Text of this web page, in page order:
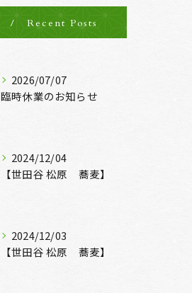
Recent Posts
2026/07/07
臨時休業のお知らせ
2024/12/04
【世田谷 松原 蕎麦】
2024/12/03
【世田谷 松原 蕎麦】